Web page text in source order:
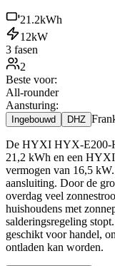
21.2kWh
12kW
3 fasen
2
Beste voor:
All-rounder
Aansturing:
Ingebouwd DHZ
De HYXI HYX-E200-
21,2 kWh en een
vermogen van 16,5
aansluiting. Door de
overdag veel
huishoudens met
salderingsregeling
geschikt voor handel,
ontladen kan worden.